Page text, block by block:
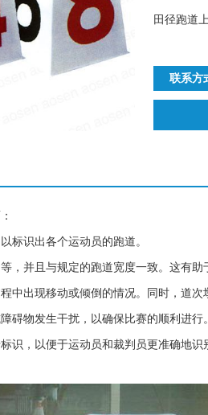
田径跑道
联系方
标识出各个运动员的跑道。
，并且与规定的跑道宽度一致。这有助
中出现移动或倾倒的情况。同时，道次
碍物发生干扰，以确保比赛的顺利进行。
识，以便于运动员和裁判员更准确地识